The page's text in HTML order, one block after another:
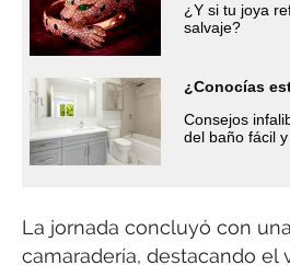
¿Y si tu joya
salvaje?
¿Conocías
Consejos
del baño fácil
La jornada concluyó con
camaradería, destacando el